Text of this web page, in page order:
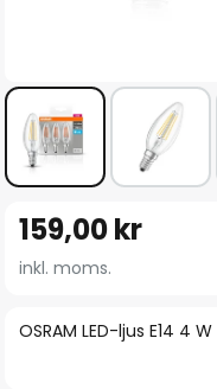
till
början
bildgalleriet
OSRAM LED-ljus E14 4
159,00 kr
inkl. moms.